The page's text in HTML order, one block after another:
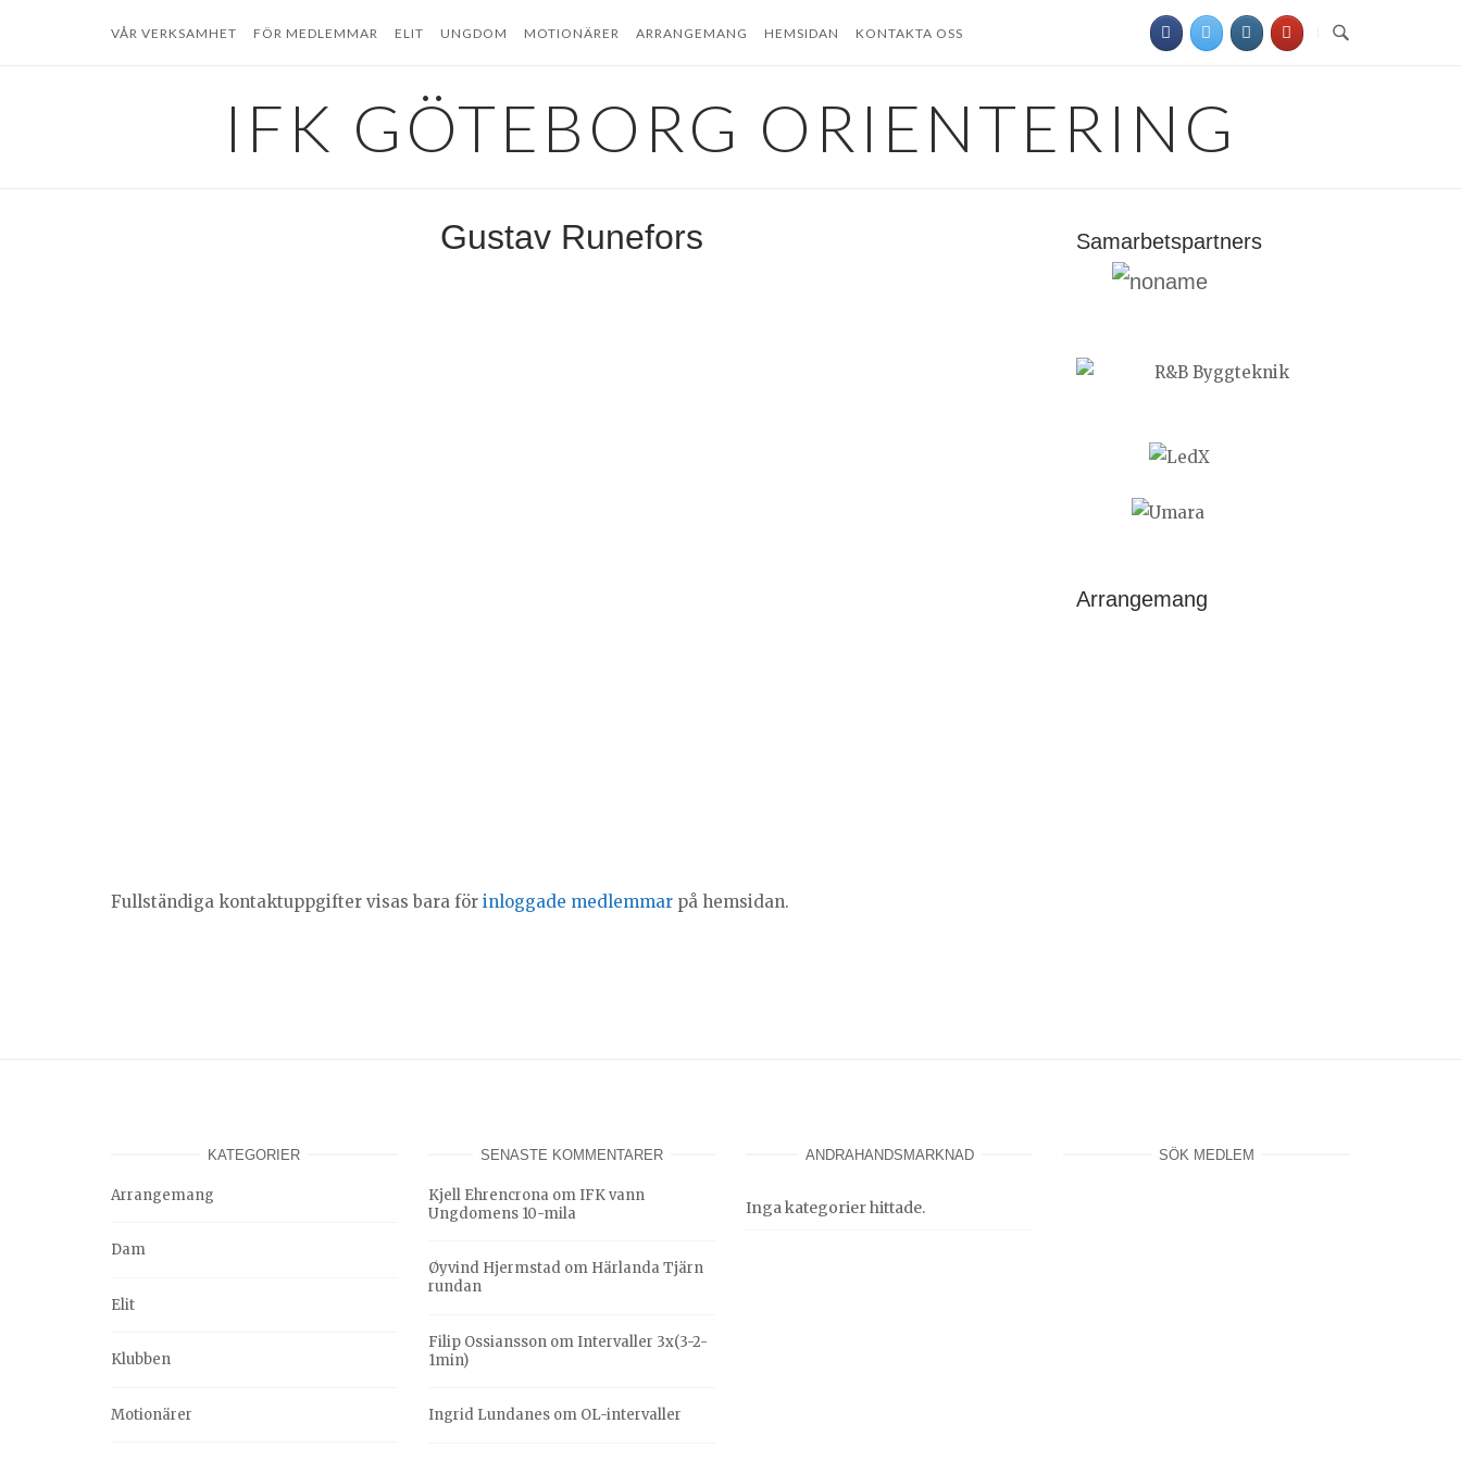
VÅR VERKSAMHET FÖR MEDLEMMAR ELIT UNGDOM MOTIONÄRER ARRANGEMANG HEMSIDAN KONTAKTA OSS
IFK GÖTEBORG ORIENTERING
Gustav Runefors
Fullständiga kontaktuppgifter visas bara för inloggade medlemmar på hemsidan.
Samarbetspartners
Arrangemang
KATEGORIER
Arrangemang
Dam
Elit
Klubben
Motionärer
SENASTE KOMMENTARER
Kjell Ehrencrona om IFK vann
Ungdomens 10-mila
Øyvind Hjermstad om Härlanda Tjärn
rundan
Filip Ossiansson om Intervaller 3x(3-2-
1min)
Ingrid Lundanes om OL-intervaller
ANDRAHANDSMARKNAD
Inga kategorier hittade.
SÖK MEDLEM